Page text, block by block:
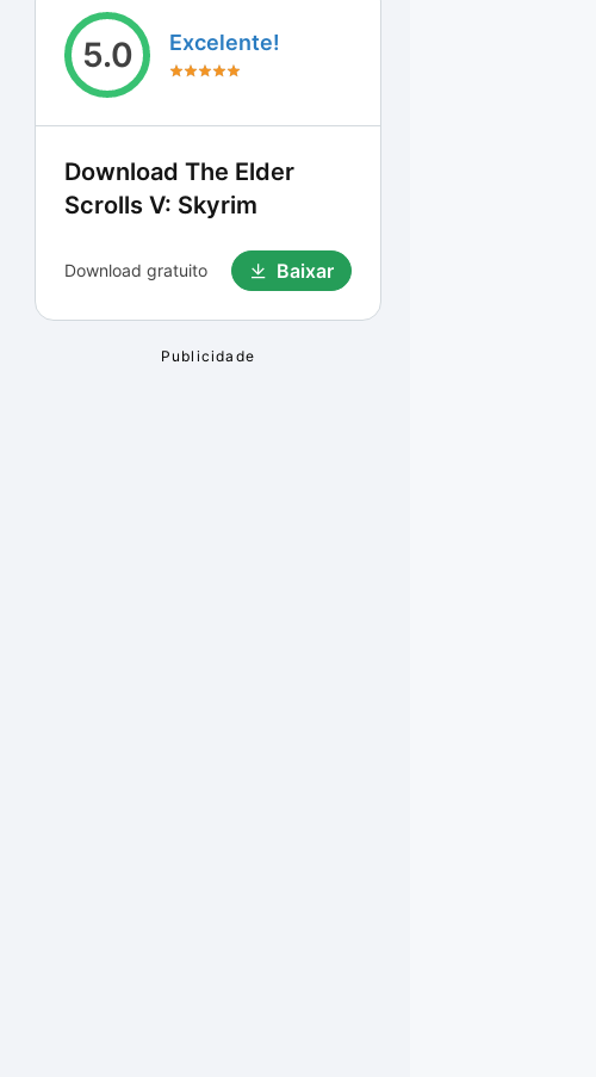
5.0 Excelente!
Download The Elder
Scrolls V: Skyrim
Download gratuito Baixar